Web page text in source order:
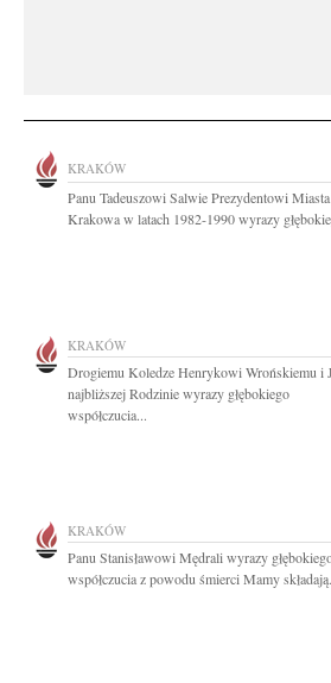
KRAKÓW
Panu Tadeuszowi Salwie Prezydentowi Miasta
Krakowa w latach 1982-1990 wyrazy
KRAKÓW
Drogiemu Koledze Henrykowi Wrońskiemu i
najbliższej Rodzinie wyrazy głębokiego
współczucia...
KRAKÓW
Panu Stanisławowi Mędrali wyrazy
współczucia z powodu śmierci Mamy